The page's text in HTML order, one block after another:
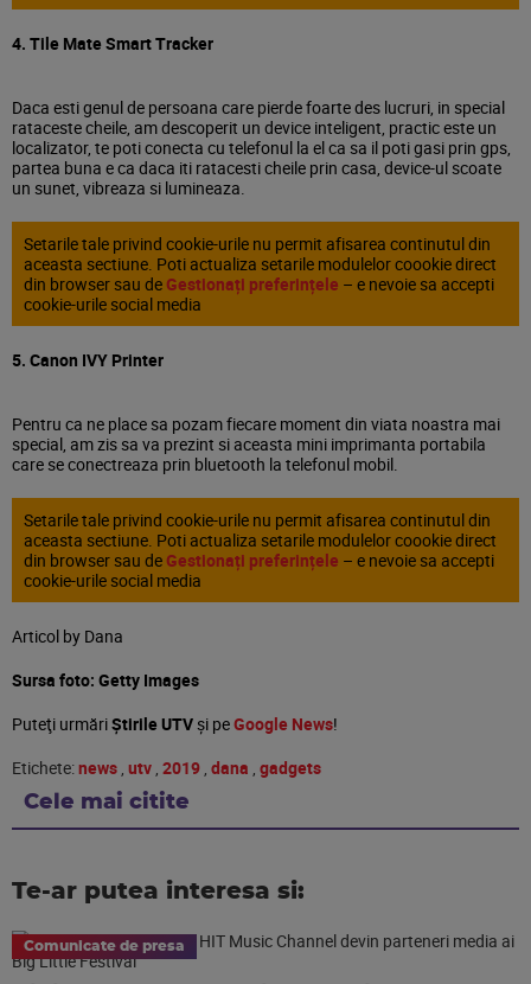
4. Tile Mate Smart Tracker
Daca esti genul de persoana care pierde foarte des lucruri, in special
rataceste cheile, am descoperit un device inteligent, practic este un
localizator, te poti conecta cu telefonul la el ca sa il poti gasi prin gps,
partea buna e ca daca iti ratacesti cheile prin casa, device-ul scoate
un sunet, vibreaza si lumineaza.
Setarile tale privind cookie-urile nu permit afisarea continutul din
aceasta sectiune. Poti actualiza setarile modulelor coookie direct
din browser sau de Gestionați preferințele – e nevoie sa accepti
cookie-urile social media
5. Canon IVY Printer
Pentru ca ne place sa pozam fiecare moment din viata noastra mai
special, am zis sa va prezint si aceasta mini imprimanta portabila
care se conectreaza prin bluetooth la telefonul mobil.
Setarile tale privind cookie-urile nu permit afisarea continutul din
aceasta sectiune. Poti actualiza setarile modulelor coookie direct
din browser sau de Gestionați preferințele – e nevoie sa accepti
cookie-urile social media
Articol by Dana
Sursa foto: Getty Images
Puteţi urmăriȘtirile UTVşi peGoogle News!
Etichete:news , utv , 2019 , dana , gadgets
Cele mai citite
Te-ar putea interesa si:
Comunicate de presa